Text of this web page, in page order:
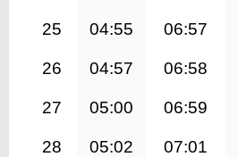
25 04:55 06:57
26 04:57 06:58
27 05:00 06:59
28 05:02 07:01